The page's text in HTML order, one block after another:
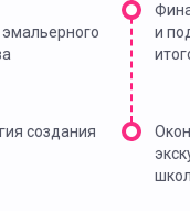
эмальерного
создания
и